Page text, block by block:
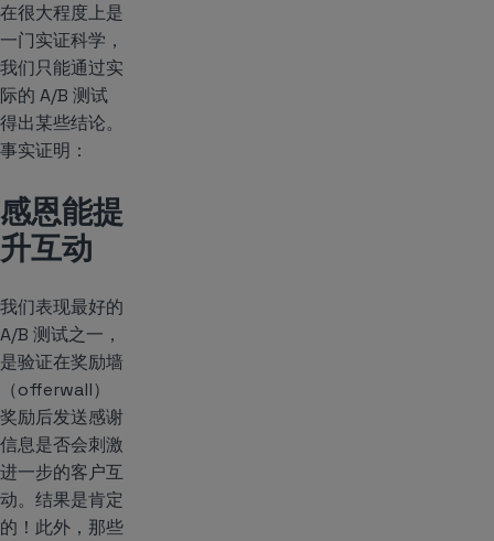
在很大程度上是
一门实证科学，
我们只能通过实
际的 A/B 测试
得出某些结论。
事实证明：
感恩能提
升互动
我们表现最好的
A/B 测试之一，
是验证在奖励墙
（offerwall）
奖励后发送感谢
信息是否会刺激
进一步的客户互
动。结果是肯定
的！此外，那些